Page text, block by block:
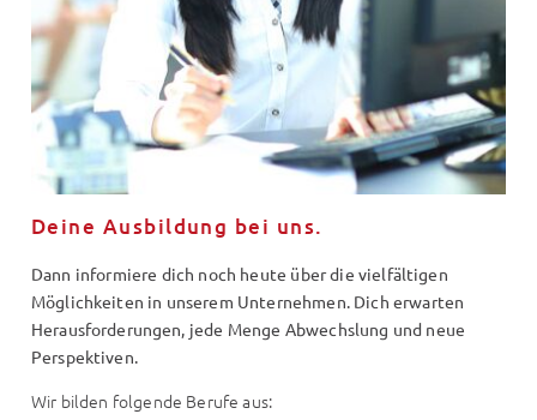
Deine Ausbildung bei uns.
Dann informiere dich noch heute über die vielfältigen
Möglichkeiten in unserem Unternehmen. Dich erwarten
Herausforderungen, jede Menge Abwechslung und neue
Perspektiven.
Wir bilden folgende Berufe aus: